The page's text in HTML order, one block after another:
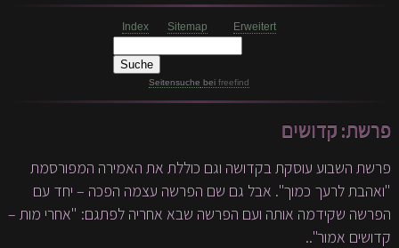
Index Sitemap Erweitert
Seitensuche beifreefind
פרשת: קדושים
פרשת השבוע עוסקת בקדושה וגם כוללת את האמירה המפורסמת
"ואהבת לרעך כמוך". אבל גם שם הפרשה עצמה הפכה – יחד עם
הפרשה שקידמה אותה ועם הפרשה שבא אחריה לפתגם: "אחרי מות –
קדושים אמור"..